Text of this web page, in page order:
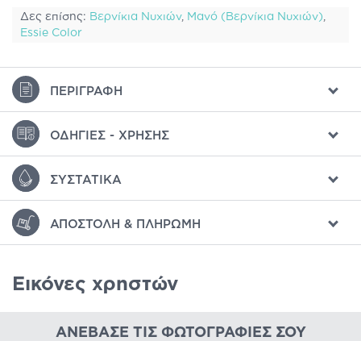
Δες επίσης: Βερνίκια Νυχιών, Μανό (Βερνίκια Νυχιών)
Essie Color
ΠΕΡΙΓΡΑΦΉ
ΟΔΗΓΊΕΣ - ΧΡΉΣΗΣ
ΣΥΣΤΑΤΙΚΆ
ΑΠΟΣΤΟΛΉ & ΠΛΗΡΩΜΉ
Εικόνες χρηστών
ΑΝΈΒΑΣΕ ΤΙΣ ΦΩΤΟΓΡΑΦΊΕΣ ΣΟΥ